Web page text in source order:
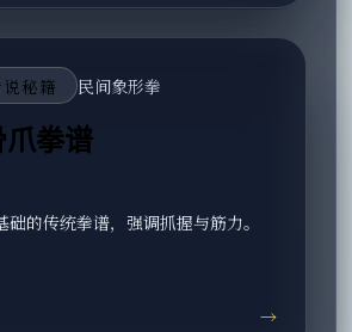
秘籍 民间象形拳
拳谱
础的传统拳谱，强调抓握与筋力。
→